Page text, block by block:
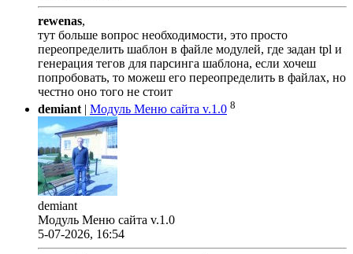
rewenas,
тут больше вопрос необходимости, это просто
переопределить шаблон в файле модулей, где задан tpl и
генерация тегов для парсинга шаблона, если хочеш
попробовать, то можеш его переопределить в файлах, но
честно оно того не стоит
demiant | Модуль Меню сайта v.1.0 8
demiant
Модуль Меню сайта v.1.0
5-07-2026, 16:54